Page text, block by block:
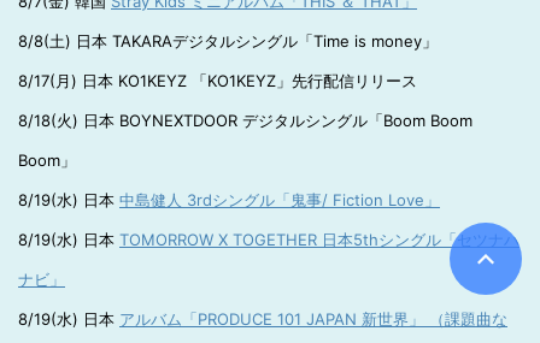
8/8(土) 日本 TAKARAデジタルシングル「Time is money」
8/17(月) 日本 KO1KEYZ 「KO1KEYZ」先行配信リリース
8/18(火) 日本 BOYNEXTDOOR デジタルシングル「Boom Boom
Boom」
8/19(水) 日本 中島健人 3rdシングル「鬼事/ Fiction Love」
8/19(水) 日本 TOMORROW X TOGETHER 日本5thシングル「セツナハ
ナビ」
8/19(水) 日本 アルバム「PRODUCE 101 JAPAN 新世界」 （課題曲な